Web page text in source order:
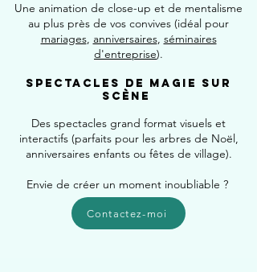
Une animation de close-up et de mentalisme
au plus près de vos convives (idéal pour
mariages, anniversaires, séminaires
d'entreprise).
Spectacles de magie sur
scène
Des spectacles grand format visuels et
interactifs (parfaits pour les arbres de Noël,
anniversaires enfants ou fêtes de village).
Envie de créer un moment inoubliable ?
Contactez-moi